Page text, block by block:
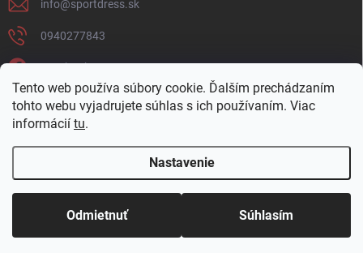
Tento web používa súbory cookie. Ďalším prechádzaním
tohto webu vyjadrujete súhlas s ich používaním. Viac
informácií tu.
Nastavenie
Odmietnuť Súhlasím
info@sportdress.sk
0940277843
Facebook
sportdresssk
0940277843
Vytvoril Shoptet
Copyright 2026 . Všetky práva vyhradené.